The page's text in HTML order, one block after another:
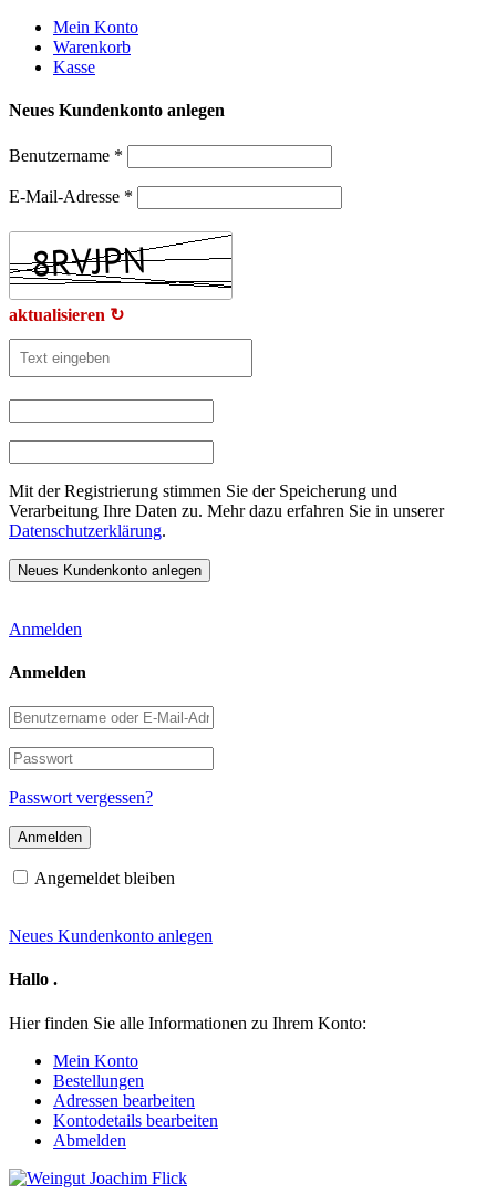
Weiter
zum
Inhalt
Mein Konto
Warenkorb
Kasse
Neues Kundenkonto anlegen
Benutzername *
E-Mail-Adresse *
aktualisieren ↻
Mit der Registrierung stimmen Sie der Speicherung und
Verarbeitung Ihre Daten zu. Mehr dazu erfahren Sie in unserer
Datenschutzerklärung.
Anmelden
Anmelden
Benutzername
oder
E-
Mail-
Adresse
Passwort
Passwort vergessen?
Angemeldet bleiben
Neues Kundenkonto anlegen
Hallo .
Hier finden Sie alle Informationen zu Ihrem Konto:
Mein Konto
Bestellungen
Adressen bearbeiten
Kontodetails bearbeiten
Abmelden